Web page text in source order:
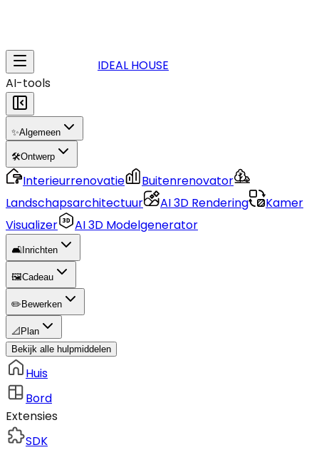
IDEAL HOUSE
AI-tools
✨Algemeen
🛠️Ontwerp
Interieurrenovatie
Buitenrenovator
Landschapsarchitectuur
AI 3D Rendering
Kamer
Visualizer
AI 3D Modelgenerator
🛋️ Inrichten
🖼️Cadeau
✏️ Bewerken
📐 Plan
Bekijk alle hulpmiddelen
Huis
Bord
Extensies
SDK